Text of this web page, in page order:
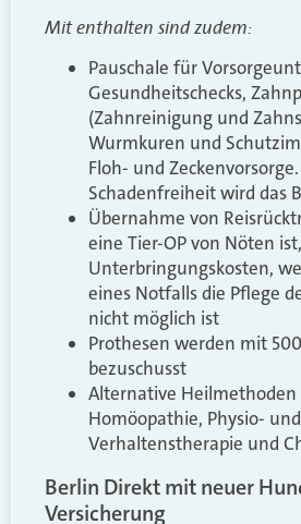
Mit enthalten sind zudem:
Pauschale für
Gesundheitschecks,
(Zahnreinigung und
Wurmkuren und
Floh- und
Schadenfreiheit wird das
Übernahme von
eine Tier-OP von Nöten
Unterbringungskosten,
eines Notfalls die Pflege
nicht möglich ist
Prothesen werden mit
bezuschusst
Alternative
Homöopathie, Physio- und
Verhaltenstherapie und
Berlin Direkt mit neuer
Versicherung